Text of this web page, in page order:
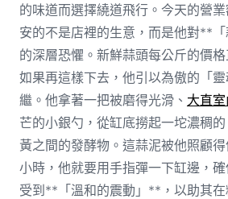
的味道而選擇繞道飛行。今天的營
安的不是店裡的生意，而是他對**
的深層恐懼。新鮮蒜頭每公斤的價
如果再這樣下去，他引以為傲的「
繼。他拿著一把被磨得光滑、 大直
芒的小銀勺，從缸底撈起一坨濃稠
黃之間的發酵物。這蒜泥被他照顧
小時，他就要用手指彈一下缸邊，
受到**「溫和的震動」**，以助其